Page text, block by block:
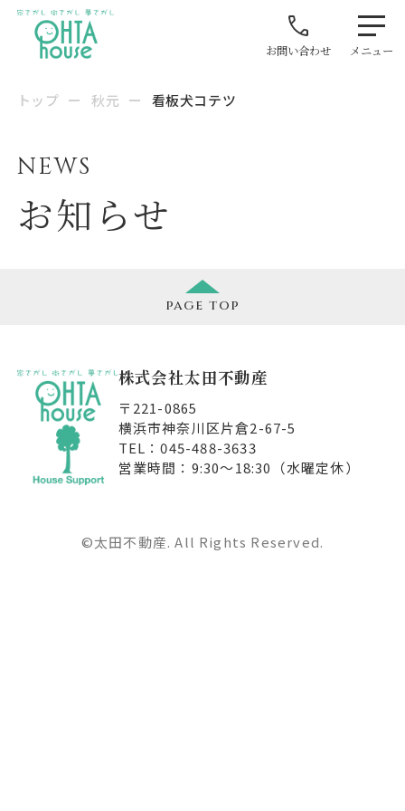
お問い合わせ メニュー
トップ ー 秋元 ー 看板犬コテツ
NEWS
お知らせ
page top
株式会社太田不動産
〒221-0865
横浜市神奈川区片倉2-67-5
TEL：045-488-3633
営業時間：9:30〜18:30（水曜定休）
©太田不動産. All Rights Reserved.